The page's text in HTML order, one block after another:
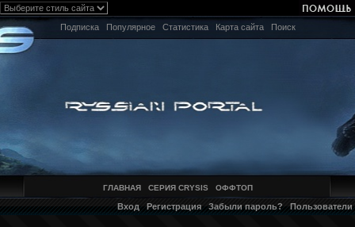
Подписка Популярное Статистика Карта сайта Поиск
ГЛАВНАЯ СЕРИЯ CRYSIS ОФФТОП
Вход Регистрация Забыли пароль? Пользователи